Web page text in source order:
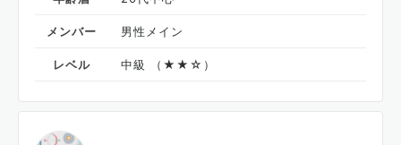
メンバー 男性メイン
レベル 中級 （★★☆）